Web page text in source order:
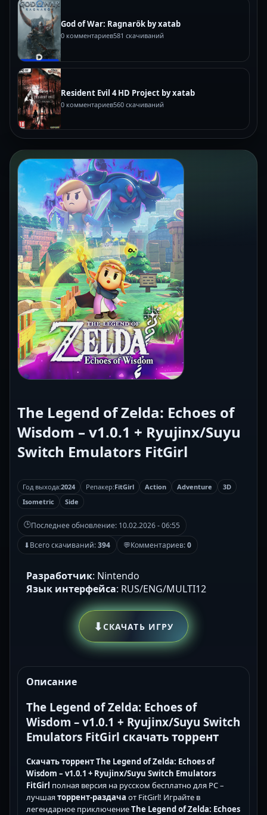
God of War: Ragnarök by xatab
0 комментариев581 скачиваний
Resident Evil 4 HD Project by xatab
0 комментариев560 скачиваний
The Legend of Zelda: Echoes of
Wisdom – v1.0.1 + Ryujinx/Suyu
Switch Emulators FitGirl
Год выхода:2024 Репакер:FitGirl Action Adventure
3D
Isometric
Side
🕒Последнее обновление: 10.02.2026 - 06:55
⬇Всего скачиваний:394 💬Комментариев:0
Разработчик: Nintendo
Язык интерфейса: RUS/ENG/MULTI12
⬇СКАЧАТЬ ИГРУ
Описание
The Legend of Zelda: Echoes of
Wisdom – v1.0.1 + Ryujinx/Suyu Switch
Emulators FitGirl скачать торрент
Скачать торрент The Legend of Zelda: Echoes of
Wisdom – v1.0.1 + Ryujinx/Suyu Switch Emulators
FitGirl полная версия на русском бесплатно для PC –
лучшаяторрент-раздача от FitGirl! Играйте в
легендарное приключениеThe Legend of Zelda: Echoes